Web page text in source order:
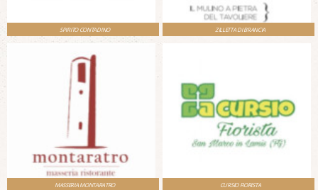
SPIRITO CONTADINO ZILLETTA DI BRANCIA
MASSERIA MONTARATRO CURSIO FIORISTA